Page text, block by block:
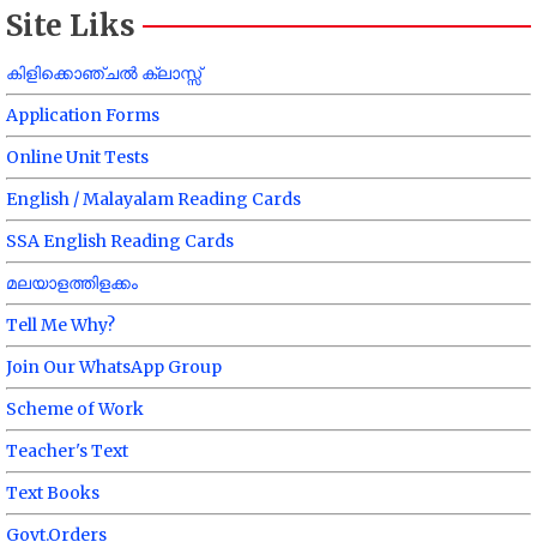
Site Liks
കിളിക്കൊഞ്ചൽ ക്ലാസ്സ്
Application Forms
Online Unit Tests
English / Malayalam Reading Cards
SSA English Reading Cards
മലയാളത്തിളക്കം
Tell Me Why?
Join Our WhatsApp Group
Scheme of Work
Teacher's Text
Text Books
Govt.Orders